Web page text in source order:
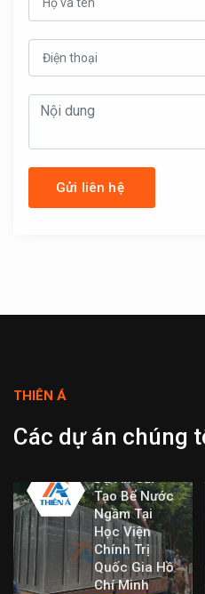
THIÊN Á
Các dự án chúng
Dự Án Cải
Tạo Bể Nước
Ngầm Tại
Học Viện
Chính Trị
Quốc Gia Hồ
Chí Minh